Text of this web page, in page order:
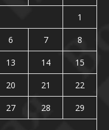
1
6 7
8
13 14
15
20 21
22
27 28
29